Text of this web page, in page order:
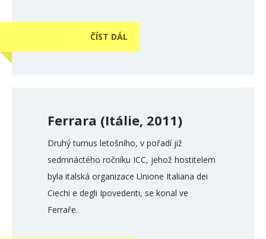
ČÍST DÁL
Ferrara (Itálie, 2011)
Druhý turnus letošního, v pořadí již
sedmnáctého ročníku ICC, jehož hostitelem
byla italská organizace Unione Italiana dei
Ciechi e degli Ipovedenti, se konal ve
Ferraře.